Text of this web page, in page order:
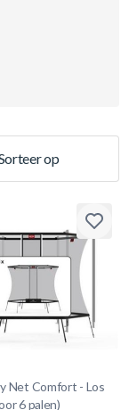
op
Net Comfort - Los
6 palen)